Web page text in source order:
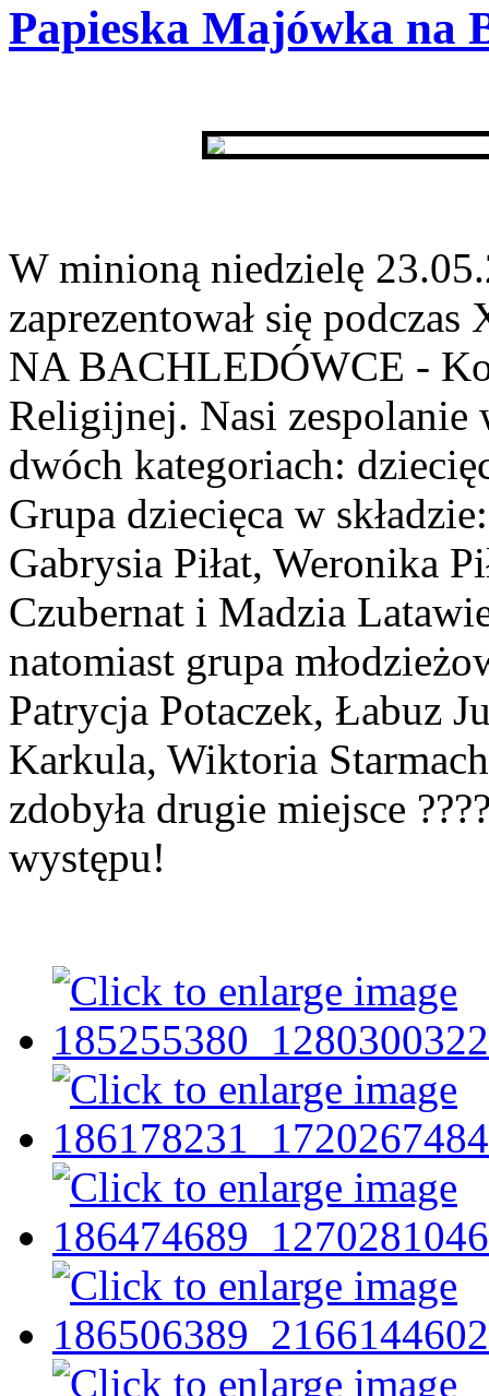
Papieska Majówka na
W minioną niedzielę
zaprezentował się
NA BACHLEDÓWCE -
Religijnej. Nasi
dwóch kategoriach:
Grupa dziecięca w
Gabrysia Piłat, Weronika
Czubernat i Madzia
natomiast grupa
Patrycja Potaczek, Łabuz
Karkula, Wiktoria
zdobyła drugie miejsce
występu!